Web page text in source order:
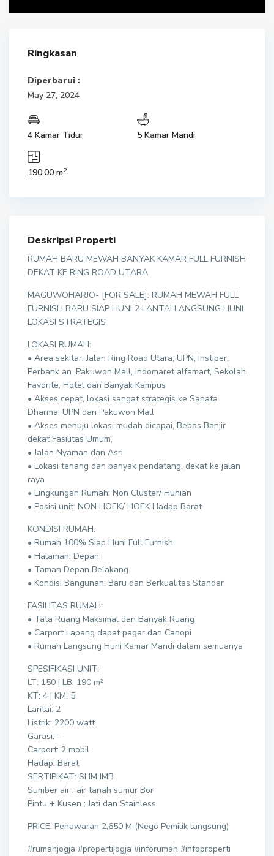
Ringkasan
Diperbarui :
May 27, 2024
4 Kamar Tidur 5 Kamar Mandi
190.00 m2
Deskripsi Properti
RUMAH BARU MEWAH BANYAK KAMAR FULL FURNISH
DEKAT KE RING ROAD UTARA
MAGUWOHARJO- [FOR SALE]: RUMAH MEWAH FULL
FURNISH BARU SIAP HUNI 2 LANTAI LANGSUNG HUNI
LOKASI STRATEGIS
LOKASI RUMAH:
• Area sekitar: Jalan Ring Road Utara, UPN, Instiper,
Perbank an ,Pakuwon Mall, Indomaret alfamart, Sekolah
Favorite, Hotel dan Banyak Kampus
• Akses cepat, lokasi sangat strategis ke Sanata
Dharma, UPN dan Pakuwon Mall
• Akses menuju lokasi mudah dicapai, Bebas Banjir
dekat Fasilitas Umum,
• Jalan Nyaman dan Asri
• Lokasi tenang dan banyak pendatang, dekat ke jalan
raya
• Lingkungan Rumah: Non Cluster/ Hunian
• Posisi unit: NON HOEK/ HOEK Hadap Barat
KONDISI RUMAH:
• Rumah 100% Siap Huni Full Furnish
• Halaman: Depan
• Taman Depan Belakang
• Kondisi Bangunan: Baru dan Berkualitas Standar
FASILITAS RUMAH:
• Tata Ruang Maksimal dan Banyak Ruang
• Carport Lapang dapat pagar dan Canopi
• Rumah Langsung Huni Kamar Mandi dalam semuanya
SPESIFIKASI UNIT:
LT: 150 | LB: 190 m²
KT: 4 | KM: 5
Lantai: 2
Listrik: 2200 watt
Garasi: –
Carport: 2 mobil
Hadap: Barat
SERTIPIKAT: SHM IMB
Sumber air : air tanah sumur Bor
Pintu + Kusen : Jati dan Stainless
PRICE: Penawaran 2,650 M (Nego Pemilik langsung)
#rumahjogja #propertijogja #inforumah #infoproperti